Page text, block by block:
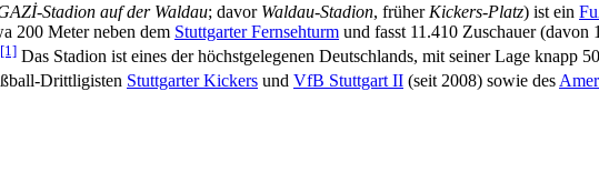
Stadion auf der Waldau; davor Waldau-Stadion, früher Kickers-Platz) ist ein
200 Meter neben dem Stuttgarter Fernsehturm und fasst 11.410 Zuschauer (davon
[1] Das Stadion ist eines der höchstgelegenen Deutschlands, mit seiner Lage knapp
Drittligisten Stuttgarter Kickers und VfB Stuttgart II (seit 2008) sowie des